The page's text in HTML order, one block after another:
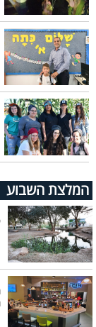
המלצת השבוע